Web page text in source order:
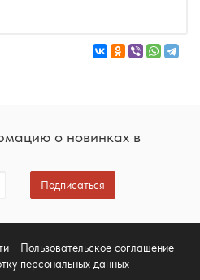
о новинках в
Подписаться
Пользовательское соглашение
персональных данных